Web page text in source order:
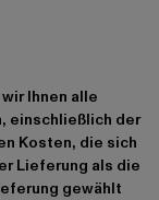
Ihnen alle
einschließlich der
Kosten, die sich
Lieferung als die
gewählt